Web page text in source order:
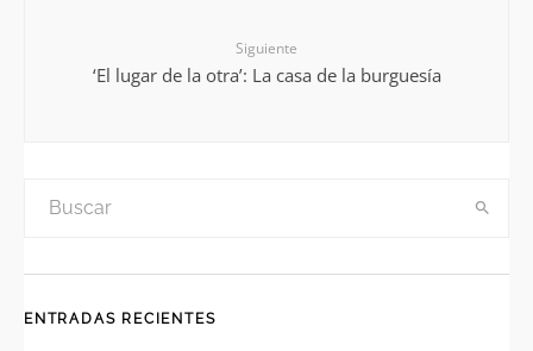
Siguiente
‘El lugar de la otra’: La casa de la burguesía
ENTRADAS RECIENTES